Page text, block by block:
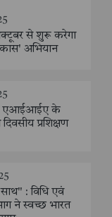
से शुरू करेगा
अभियान
ने एआईआईए के
प्रशिक्षण
: विधि एवं
ने स्वच्छ भारत